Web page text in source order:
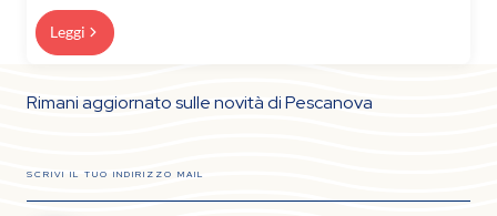
Leggi
Rimani aggiornato sulle novità di Pescanova